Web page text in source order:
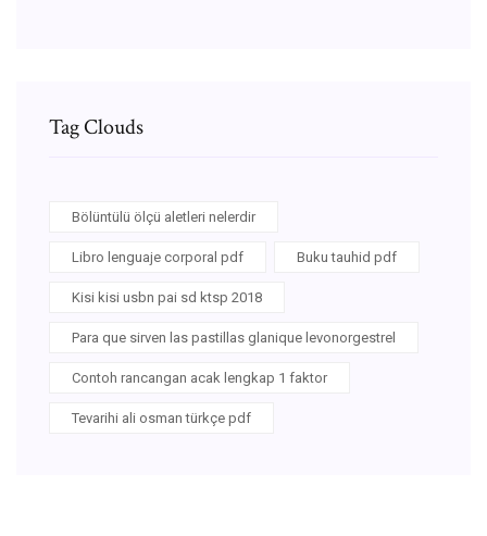
Tag Clouds
Bölüntülü ölçü aletleri nelerdir
Libro lenguaje corporal pdf Buku tauhid pdf
Kisi kisi usbn pai sd ktsp 2018
Para que sirven las pastillas glanique levonorgestrel
Contoh rancangan acak lengkap 1 faktor
Tevarihi ali osman türkçe pdf